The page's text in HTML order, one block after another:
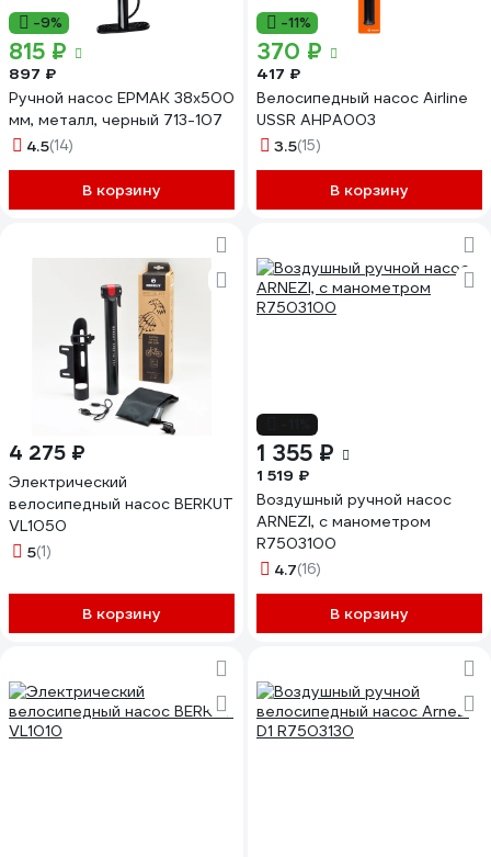
-9%
815 ₽
897 ₽
Ручной насос ЕРМАК 38x500
мм, металл, черный 713-107
4.5(14)
В корзину
-11%
370 ₽
417 ₽
Велосипедный насос Airline
USSR AHPA003
3.5(15)
В корзину
4 275 ₽
Электрический
велосипедный насос BERKUT
VL1050
5(1)
В корзину
1 355 ₽
1 519 ₽
Воздушный ручной насос
ARNEZI, с манометром
R7503100
4.7(16)
В корзину